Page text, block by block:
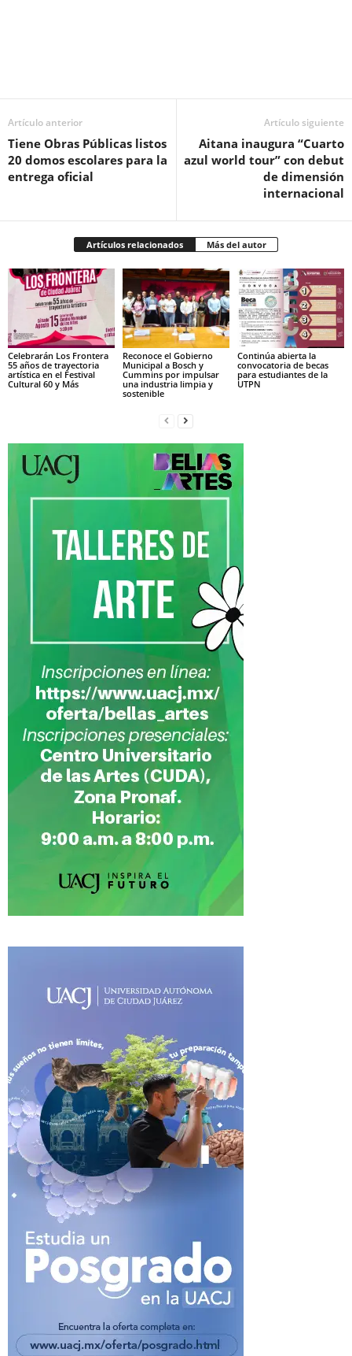
Artículo anterior
Tiene Obras Públicas listos
20 domos escolares para la
entrega oficial
Artículo siguiente
Aitana inaugura “Cuarto
azul world tour” con debut
de dimensión
internacional
Artículos relacionados Más del autor
Celebrarán Los Frontera
55 años de trayectoria
artística en el Festival
Cultural 60 y Más
Reconoce el Gobierno
Municipal a Bosch y
Cummins por impulsar
una industria limpia y
sostenible
Continúa abierta la
convocatoria de becas
para estudiantes de la
UTPN